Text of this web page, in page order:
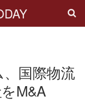
国際物流
M&A